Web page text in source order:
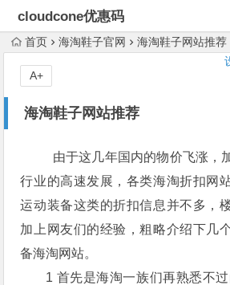
cloudcone优惠码
首页 海淘鞋子官网 海淘鞋子网站推荐
海淘鞋子网站推荐
A+
由于这几年国内的物价飞涨，
行业的高速发展，各类海淘折扣网
运动装备这类的折扣信息并不多，
加上网友们的经验，粗略介绍下几
备海淘网站。
1 首先是海淘一族们再熟悉不过